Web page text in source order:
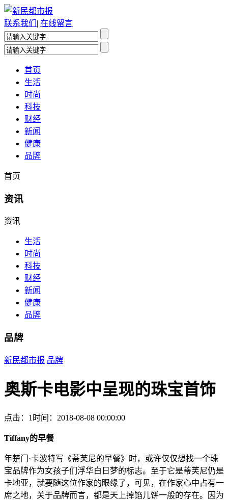
联系我们 | 在线留言
首页
生活
时尚
科技
财经
新闻
健康
品牌
首页
资讯
资讯
生活
时尚
科技
财经
新闻
健康
品牌
品牌
新民都市报 品牌
奥斯卡电影中呈现的珠宝首饰
点击：1 时间：2018-08-08 00:00:00
Tiffany的早餐
年楚门·卡波特写《蒂芙尼的早餐》时，或许仅仅想找一个珠
宝品牌作为女孩子们浮华白日梦的标志。至于它是蒂芙尼仍是
卡地亚，就要随这位作家的眼缘了，可见，在作家心中占有一
席之地，关于品牌而言，都是天上掉馅儿饼一般的存在。因为